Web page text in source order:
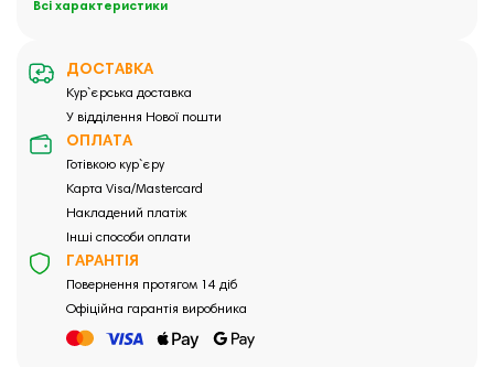
Всі характеристики
ДОСТАВКА
Кур`єрська доставка
У відділення Нової пошти
ОПЛАТА
Готівкою кур`єру
Карта Visa/Mastercard
Накладений платіж
Інші способи оплати
ГАРАНТІЯ
Повернення протягом 14 діб
Офіційна гарантія виробника